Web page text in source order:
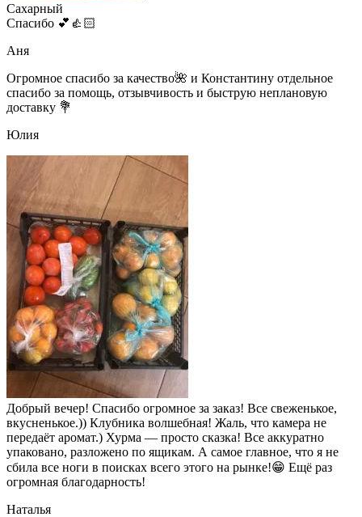
Сахарный
Спасибо 💕👍🏻
Аня
Огромное спасибо за качество🌺 и Константину отдельное
спасибо за помощь, отзывчивость и быструю неплановую
доставку 💐
Юлия
Добрый вечер! Спасибо огромное за заказ! Все свеженькое,
вкусненькое.)) Клубника волшебная! Жаль, что камера не
передаёт аромат.) Хурма — просто сказка! Все аккуратно
упаковано, разложено по ящикам. А самое главное, что я не
сбила все ноги в поисках всего этого на рынке!😁 Ещё раз
огромная благодарность!
Наталья